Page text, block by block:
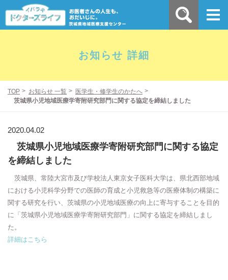
お知らせ 詳細
TOP お知らせ 一覧
医学生・修学生のかたへ
茨城県小児地域医療学寄附研究部門に関する協定を締結しました
2020.04.02
茨城県小児地域医療学寄附研究部門に関する協定
を締結しました
茨城県、常陸大宮市及び学校法人東京女子医科大学は、県北西部地域
における小児科学分野での医師の育成と小児救急等の医療体制の構築に
関する研究を行い、茨城県の小児地域医療の向上に寄与することを目的
に「茨城県小児地域医療学寄附研究部門」に関する協定を締結しまし
た。
詳細はこちら